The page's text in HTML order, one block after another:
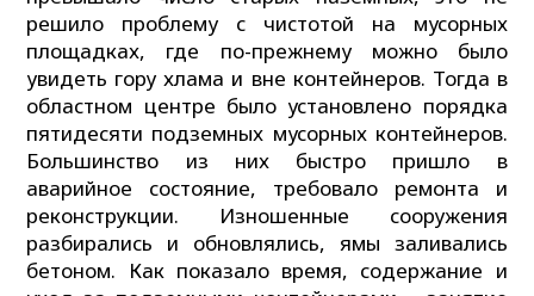
решило проблему с чистотой на мусорных
площадках, где по-прежнему можно было
увидеть гору хлама и вне контейнеров. Тогда в
областном центре было установлено порядка
пятидесяти подземных мусорных контейнеров.
Большинство из них быстро пришло в
аварийное состояние, требовало ремонта и
реконструкции. Изношенные сооружения
разбирались и обновлялись, ямы заливались
бетоном. Как показало время, содержание и